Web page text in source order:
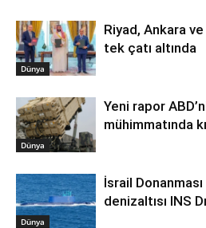
Dünya
Riyad, Ankara
tek çatı altında
Dünya
Yeni rapor
mühimmatında
Dünya
İsrail
denizaltısı INS